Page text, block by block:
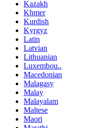
Kazakh
Khmer
Kurdish
Kyrgyz
Latin
Latvian
Lithuanian
Luxembou..
Macedonian
Malagasy
Malay
Malayalam
Maltese
Maori